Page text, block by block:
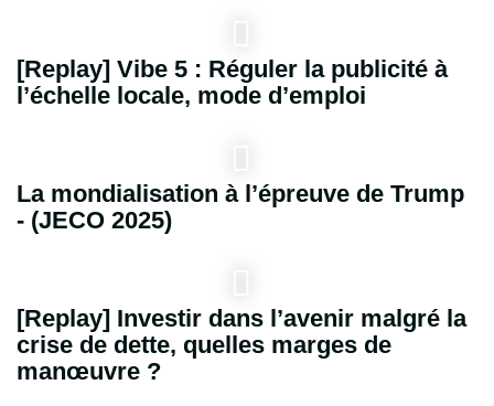
[Replay] Vibe 5 : Réguler la publicité à
l’échelle locale, mode d’emploi
La mondialisation à l’épreuve de Trump
- (JECO 2025)
[Replay] Investir dans l’avenir malgré la
crise de dette, quelles marges de
manœuvre ?